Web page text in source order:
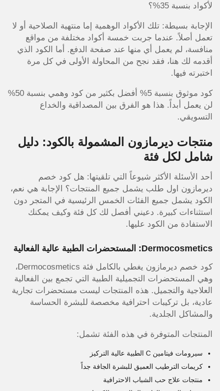
لأكواد بنسبة 35%؟
الإجابة بسيطة: تلك الأكواد الوهمية إما منتهية الصلاحية أو لا
تعمل أصلاً. عندما جربت خمسة أكواد مختلفة من مواقع
منافسة، لم يعمل أي منها عند صفحة الدفع. أما الكود الذي
أقدمه لك هنا، فقد نجح من المحاولة الأولى في كل مرة
اختبرته فيها.
كود موثوق بنسبة 5% أفضل بكثير من كود وهمي بنسبة 50%
لن يعمل أبداً. هذا هو الفرق بين المصداقية والخداع
التسويقي.
منتجات ديرمازون المشمولة بالكود: دليل
شامل لكل فئة
أحد الأسئلة الأكثر شيوعاً التي تلقيتها: هل كود خصم
ديرمازون اول طلب يشمل جميع المنتجات؟ الإجابة هي نعم،
الكود يشمل جميع الفئات الخمس الرئيسية في المتجر دون
استثناءات كبيرة. دعيني أفصل لك كل فئة وكيف يمكنك
الاستفادة من الكود عليها.
Dermocosmetics: المستحضرات الطبية عالية الفعالية
كود خصم ديرمازون يغطي بالكامل فئة Dermocosmetics،
وهي المستحضرات التجميلية الطبية التي تجمع بين الفعالية
العلاجية والتجميل. هذه المنتجات ليست مستحضرات تجارية
عادية، بل تركيبات احترافية مخصصة للبشرة الحساسة
والمشاكل الجلدية.
المنتجات المتوفرة في هذه الفئة تشمل:
سيرومات فيتامين C الطبية عالية التركيز
كريمات الترطيب العميق للبشرة الجافة جداً
منتجات علاج حب الشباب الاحترافية